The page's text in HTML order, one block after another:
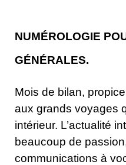
NUMÉROLOGIE
GÉNÉRALES.
Mois de bilan,
aux grands voyages
intérieur. L’actualité
beaucoup de
communications à